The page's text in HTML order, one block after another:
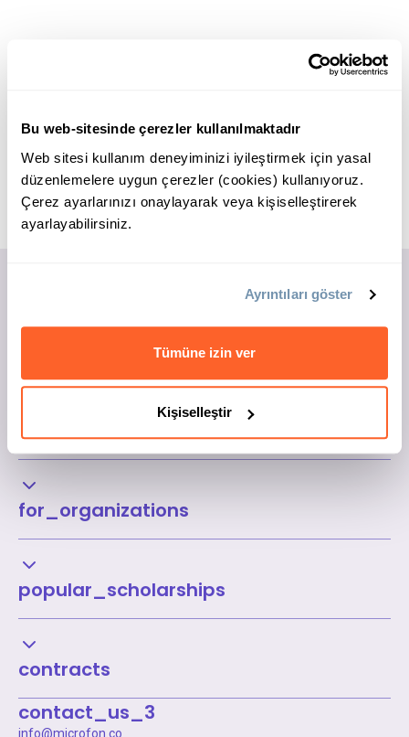
Bu web-sitesinde çerezler kullanılmaktadır
Web sitesi kullanım deneyiminizi iyileştirmek için yasal
düzenlemelere uygun çerezler (cookies) kullanıyoruz.
Çerez ayarlarınızı onaylayarak veya kişiselleştirerek
ayarlayabilirsiniz.
Ayrıntıları göster
Tümüne izin ver
Kişiselleştir
Kurumsal
for_organizations
popular_scholarships
contracts
contact_us_3
info@microfon.co